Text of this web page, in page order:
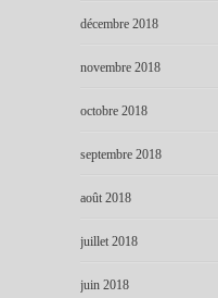
décembre 2018
novembre 2018
octobre 2018
septembre 2018
août 2018
juillet 2018
juin 2018